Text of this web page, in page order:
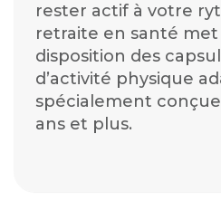
rester actif à votre
retraite en santé
disposition des
d’activité physique
spécialement
ans et plus.